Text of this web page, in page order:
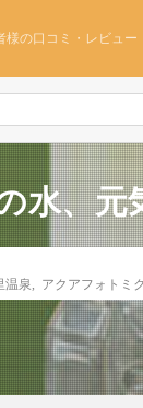
様の口コミ・レビュー
水、元
温泉 アクアフォトミ